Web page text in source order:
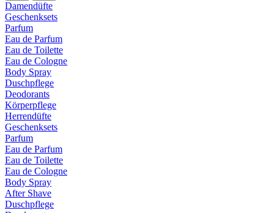
Damendüfte
Geschenksets
Parfum
Eau de Parfum
Eau de Toilette
Eau de Cologne
Body Spray
Duschpflege
Deodorants
Körperpflege
Herrendüfte
Geschenksets
Parfum
Eau de Parfum
Eau de Toilette
Eau de Cologne
Body Spray
After Shave
Duschpflege